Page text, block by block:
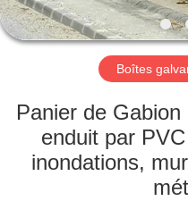
VIDÉOS
SPECTACLE
Boîtes
Panier de
enduit par
inondations,